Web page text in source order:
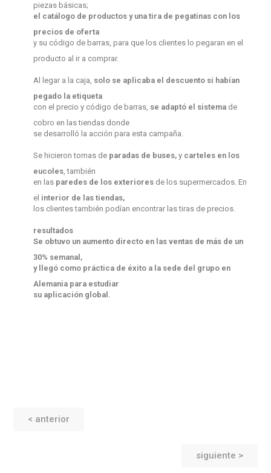
piezas básicas;
el catálogo de productos y una tira de pegatinas con los
precios de oferta
y su código de barras, para que los clientes lo pegaran en el
producto al ir a comprar.
Al legar a la caja, solo se aplicaba el descuento si habían
pegado la etiqueta
con el precio y código de barras, se adaptó el sistema de
cobro en las tiendas donde
se desarrolló la acción para esta campaña.
Se hicieron tomas de paradas de buses, y carteles en los
eucoles, también
en las paredes de los exteriores de los supermercados. En
el interior de las tiendas,
los clientes también podían encontrar las tiras de precios.
resultados
Se obtuvo un aumento directo en las ventas de más de un
30% semanal,
y llegó como práctica de éxito a la sede del grupo en
Alemania para estudiar
su aplicación global.
< anterior
siguiente >